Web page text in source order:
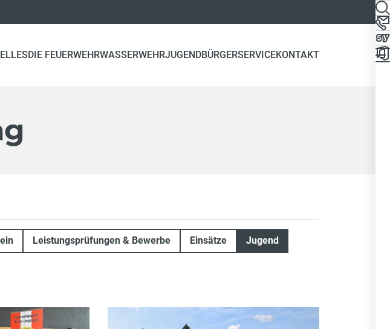
DIE FEUERWEHRWASSERWEHRJUGENDBÜRGERSERVICEKONTAKT
Leistungsprüfungen & Bewerbe Einsätze Jugend